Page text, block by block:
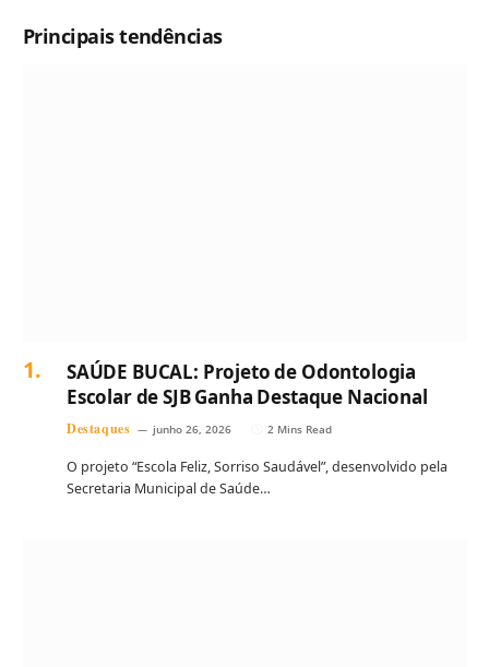
Principais tendências
SAÚDE BUCAL: Projeto de Odontologia
Escolar de SJB Ganha Destaque Nacional
Destaques junho 26, 2026 2 Mins Read
O projeto “Escola Feliz, Sorriso Saudável”, desenvolvido pela
Secretaria Municipal de Saúde…